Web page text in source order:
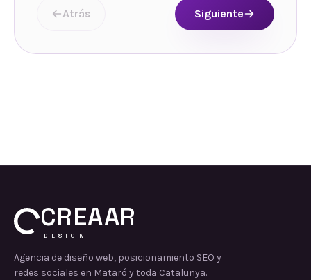
Atrás Siguiente
CREAAR
DESIGN
Agencia de diseño web, posicionamiento SEO y
redes sociales en Mataró y toda Catalunya.